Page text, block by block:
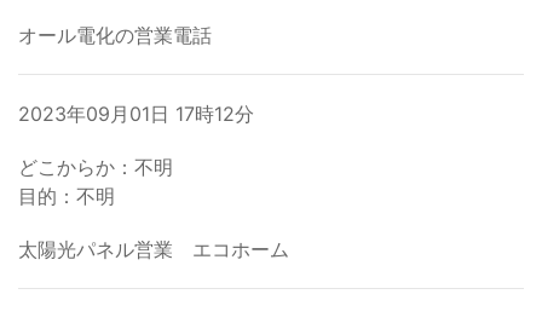
オール電化の営業電話
2023年09月01日 17時12分
どこからか：不明
目的：不明
太陽光パネル営業 エコホーム